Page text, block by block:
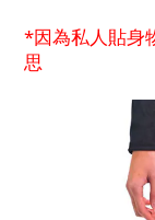
*因為私人貼身
思